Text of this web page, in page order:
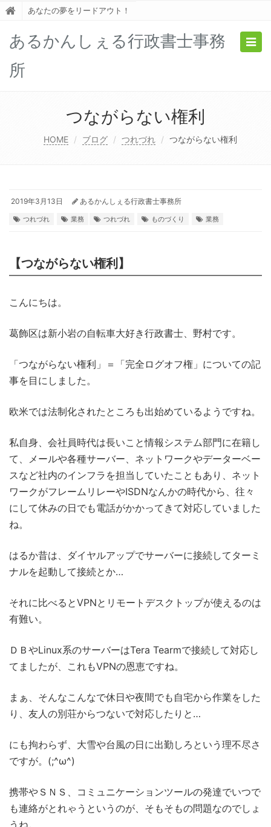
あなたの夢をリードアウト！
あるかんしぇる行政書士事務
所
つながらない権利
HOME ブログ つれづれ つながらない権利
2019年3月13日 あるかんしぇる行政書士事務所
つれづれ 業務 つれづれ ものづくり 業務
【つながらない権利】
こんにちは。
葛飾区は新小岩の自転車大好き行政書士、野村です。
「つながらない権利」＝「完全ログオフ権」についての記
事を目にしました。
欧米では法制化されたところも出始めているようですね。
私自身、会社員時代は長いこと情報システム部門に在籍し
て、メールや各種サーバー、ネットワークやデーターベー
スなど社内のインフラを担当していたこともあり、ネット
ワークがフレームリレーやISDNなんかの時代から、往々
にして休みの日でも電話がかかってきて対応していました
ね。
はるか昔は、ダイヤルアップでサーバーに接続してターミ
ナルを起動して接続とか…
それに比べるとVPNとリモートデスクトップが使えるのは
有難い。
ＤＢやLinux系のサーバーはTera Tearmで接続して対応し
てましたが、これもVPNの恩恵ですね。
まぁ、そんなこんなで休日や夜間でも自宅から作業をした
り、友人の別荘からつないで対応したりと…
にも拘わらず、大雪や台風の日に出勤しろという理不尽さ
ですが。(;^ω^)
携帯やＳＮＳ、コミュニケーションツールの発達でいつで
も連絡がとれゃうというのが、そもそもの問題なのでしょ